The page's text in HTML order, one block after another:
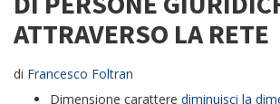
ATTRAVERSO LA RETE
di Francesco Foltran
Dimensione carattere diminuisci la